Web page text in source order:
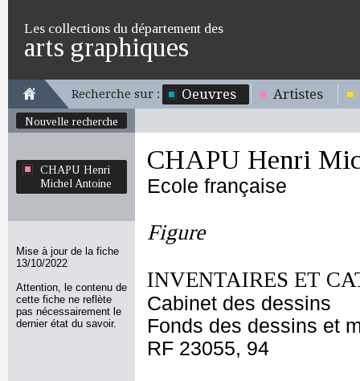
Les collections du département des
arts graphiques
Recherche sur : Oeuvres Artistes
Nouvelle recherche
CHAPU Henri
Michel Antoine
Mise à jour de la fiche
13/10/2022
Attention, le contenu de
cette fiche ne reflète
pas nécessairement le
dernier état du savoir.
CHAPU Henri
Ecole française
Figure
INVENTAIRES ET
Cabinet des dessins
Fonds des dessins et
RF 23055, 94